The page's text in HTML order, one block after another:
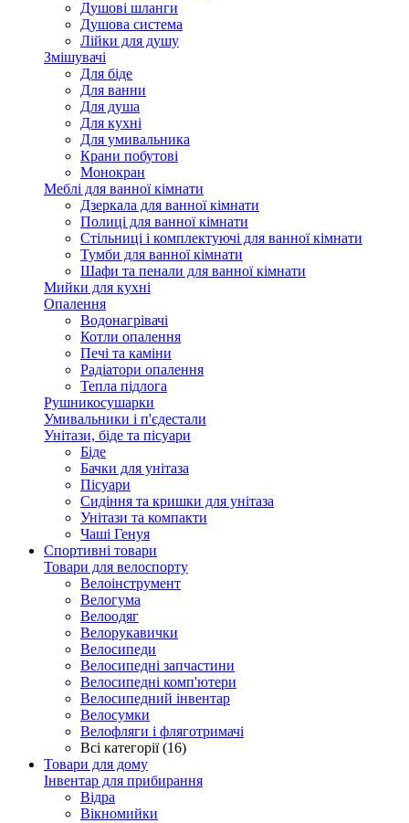
Душові шланги
Душова система
Лійки для душу
Змішувачі
Для біде
Для ванни
Для душа
Для кухні
Для умивальника
Крани побутові
Монокран
Меблі для ванної кімнати
Дзеркала для ванної кімнати
Полиці для ванної кімнати
Стільниці і комплектуючі для ванної кімнати
Тумби для ванної кімнати
Шафи та пенали для ванної кімнати
Мийки для кухні
Опалення
Водонагрівачі
Котли опалення
Печі та каміни
Радіатори опалення
Тепла підлога
Рушникосушарки
Умивальники і п'єдестали
Унітази, біде та пісуари
Біде
Бачки для унітаза
Пісуари
Сидіння та кришки для унітаза
Унітази та компакти
Чаші Генуя
Спортивні товари
Товари для велоспорту
Велоінструмент
Велогума
Велоодяг
Велорукавички
Велосипеди
Велосипедні запчастини
Велосипедні комп'ютери
Велосипедний інвентар
Велосумки
Велофляги і фляготримачі
Всі категорії (16)
Товари для дому
Інвентар для прибирання
Відра
Вікномийки